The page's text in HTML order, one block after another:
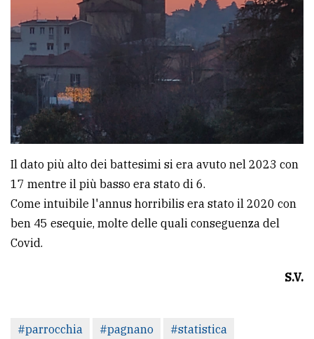
Il dato più alto dei battesimi si era avuto nel 2023 con
17 mentre il più basso era stato di 6.
Come intuibile l'annus horribilis era stato il 2020 con
ben 45 esequie, molte delle quali conseguenza del
Covid.
S.V.
#parrocchia #pagnano #statistica